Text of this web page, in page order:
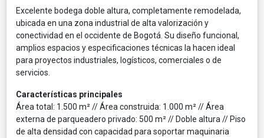
Excelente bodega doble altura, completamente remodelada,
ubicada en una zona industrial de alta valorización y
conectividad en el occidente de Bogotá. Su diseño funcional,
amplios espacios y especificaciones técnicas la hacen ideal
para proyectos industriales, logísticos, comerciales o de
servicios.
Características principales
Área total: 1.500 m² // Área construida: 1.000 m² // Área
externa de parqueadero privado: 500 m² // Doble altura // Piso
de alta densidad con capacidad para soportar maquinaria